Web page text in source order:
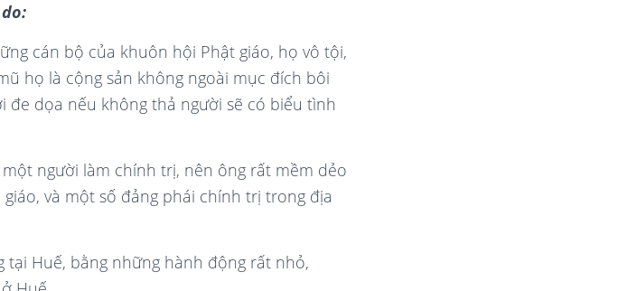
cán bộ của khuôn hội Phật giáo, họ vô tội,
họ là cộng sản không ngoài mục đích bôi
đe dọa nếu không thả người sẽ có biểu tình
người làm chính trị, nên ông rất mềm dẻo
và một số đảng phái chính trị trong địa
tại Huế, bằng những hành động rất nhỏ,